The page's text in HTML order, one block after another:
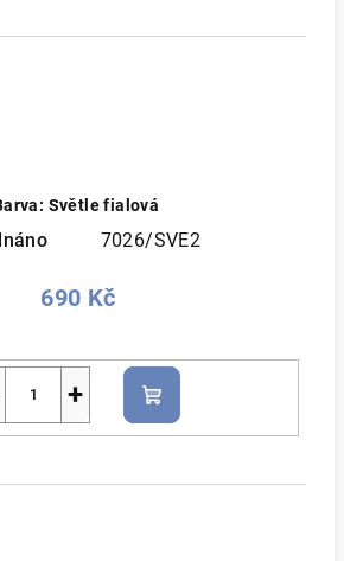
Světle fialová
7026/SVE2
690 Kč
+
Do
košíku